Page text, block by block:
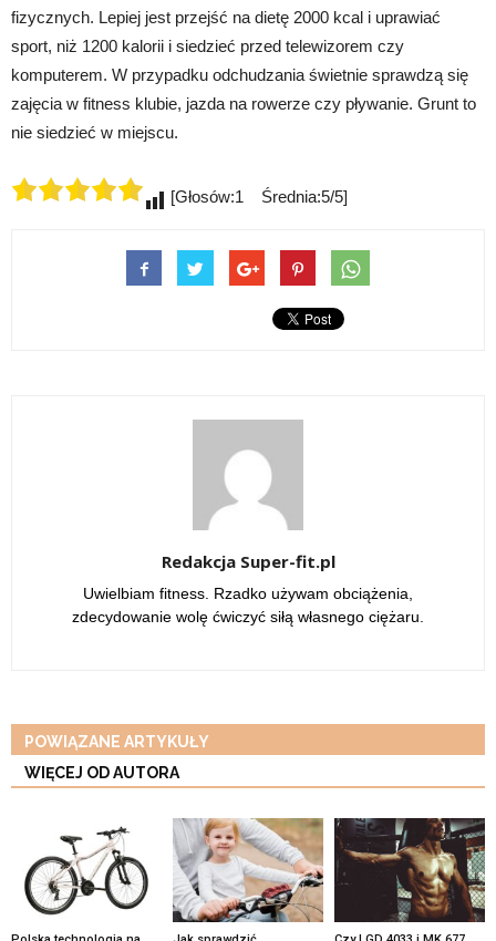
fizycznych. Lepiej jest przejść na dietę 2000 kcal i uprawiać
sport, niż 1200 kalorii i siedzieć przed telewizorem czy
komputerem. W przypadku odchudzania świetnie sprawdzą się
zajęcia w fitness klubie, jazda na rowerze czy pływanie. Grunt to
nie siedzieć w miejscu.
[Głosów:1 Średnia:5/5]
Redakcja Super-fit.pl
Uwielbiam fitness. Rzadko używam obciążenia,
zdecydowanie wolę ćwiczyć siłą własnego ciężaru.
POWIĄZANE ARTYKUŁY
WIĘCEJ OD AUTORA